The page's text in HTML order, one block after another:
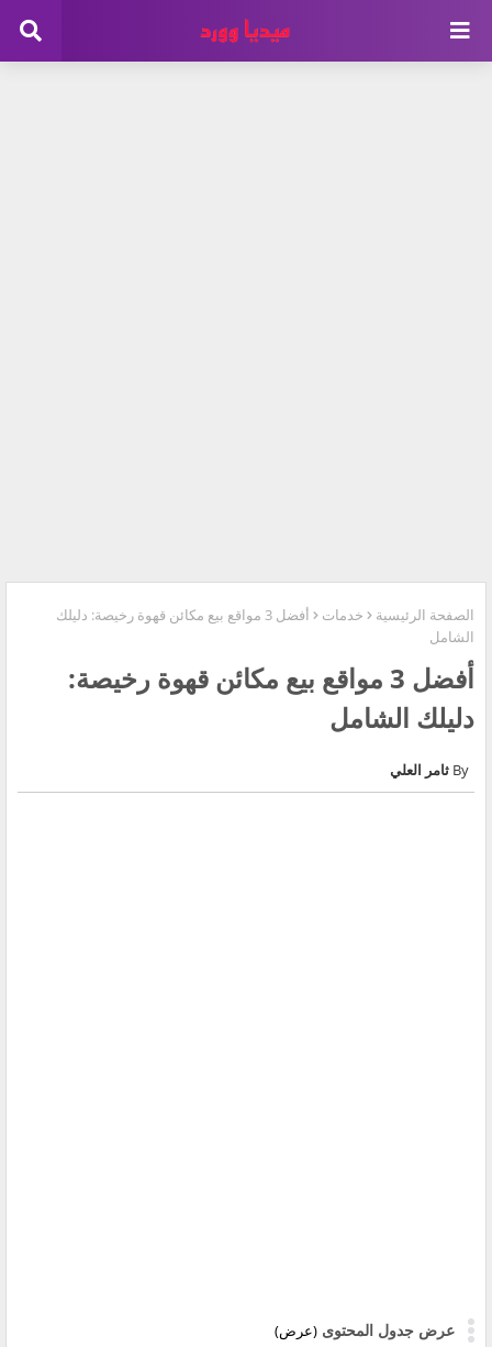
الصفحة الرئيسية خدمات
أفضل 3 مواقع بيع مكائن قهوة رخيصة: دليلك
الشامل
أفضل 3 مواقع بيع مكائن قهوة رخيصة:
دليلك الشامل
ثامر العلي
عرض جدول المحتوى (عرض)